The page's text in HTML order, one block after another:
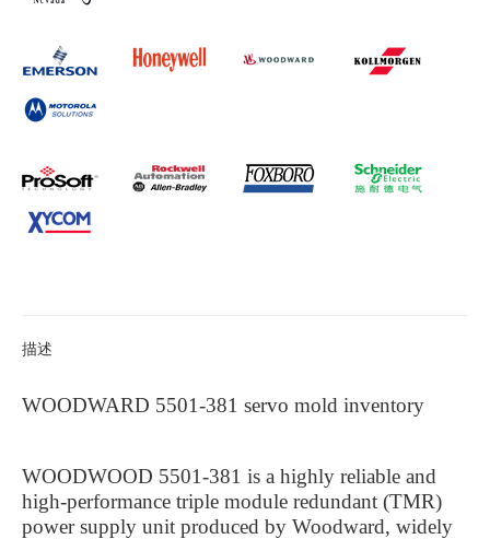
描述
WOODWARD 5501-381 servo mold inventory
WOODWOOD 5501-381 is a highly reliable and
high-performance triple module redundant (TMR)
power supply unit produced by Woodward, widely